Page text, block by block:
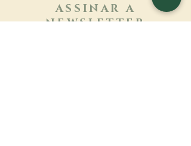
ASSINAR A
NEWSLETTER